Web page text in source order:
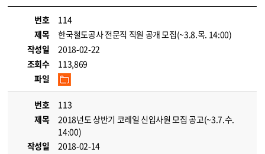
번호
114
제목
한국철도공사 전문직 직원 공개 모집(~3.8.목. 14:00)
작성일
2018-02-22
조회수
113,869
파일
번호
113
제목
2018년도 상반기 코레일 신입사원 모집 공고(~3.7.수.
14:00)
작성일
2018-02-14